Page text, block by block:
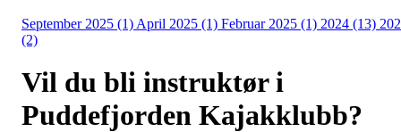
September 2025 (1) April 2025 (1) Februar 2025 (1) 2024 (13)
(2)
Vil du bli instruktør i
Puddefjorden Kajakklubb?